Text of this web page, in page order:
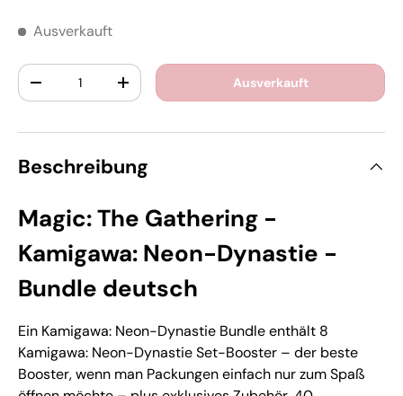
Ausverkauft
Anzahl
-
+ Ausverkauft
Beschreibung
Magic: The Gathering -
Kamigawa: Neon-Dynastie -
Bundle deutsch
Ein Kamigawa: Neon-Dynastie Bundle enthält 8
Kamigawa: Neon-Dynastie Set-Booster – der beste
Booster, wenn man Packungen einfach nur zum Spaß